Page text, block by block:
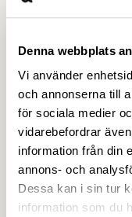
Denna webbplats
Vi använder
och annonserna till
för sociala medier
vidarebefordrar
information från din
annons- och
Dessa kan i sin tur
information som du
26 FEBRUARI 2026